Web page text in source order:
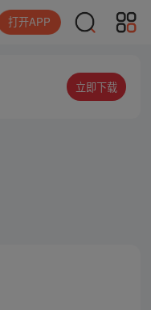
打开APP
立即下载